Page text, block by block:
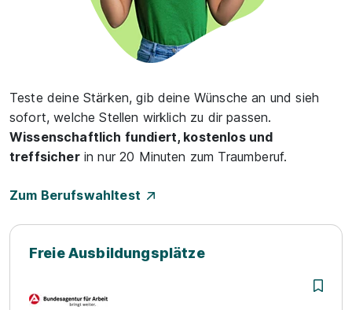
Teste deine Stärken, gib deine Wünsche an und sieh
sofort, welche Stellen wirklich zu dir passen.
Wissenschaftlich fundiert, kostenlos und
treffsicherin nur 20 Minuten zum Traumberuf.
Zum Berufswahltest
Freie Ausbildungsplätze